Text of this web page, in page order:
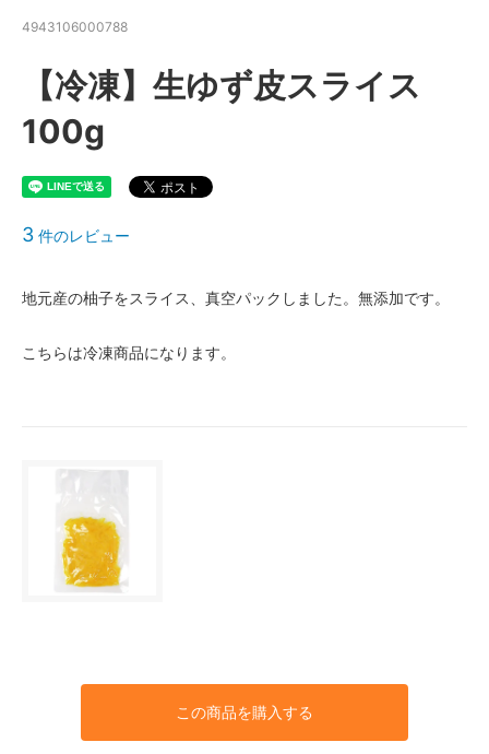
4943106000788
【冷凍】生ゆず皮スライス
100g
3 件のレビュー
地元産の柚子をスライス、真空パックしました。無添加です。
こちらは冷凍商品になります。
この商品を購入する